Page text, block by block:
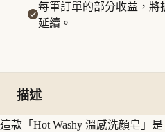
每筆訂單的部分收益，將
延續。
描述
這款「Hot Washy 溫感洗顏皂」